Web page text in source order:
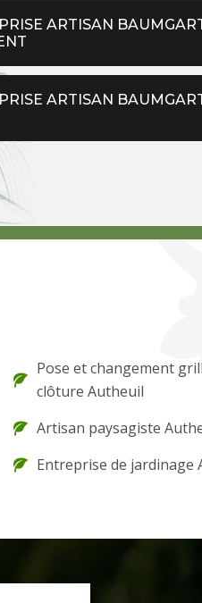
ARTISAN
ARTISAN
Pose et changement
clôture Autheuil
Artisan paysagiste
Entreprise de jardinage